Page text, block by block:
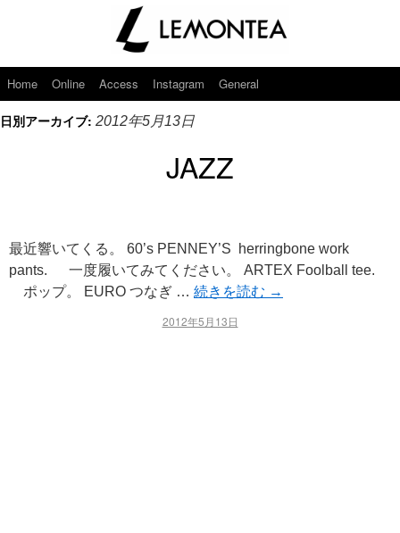
Home Online Access Instagram General
日別アーカイブ: 2012年5月13日
JAZZ
最近響いてくる。 60’s PENNEY’S herringbone work
pants. 一度履いてみてください。 ARTEX Foolball tee.
ポップ。 EURO つなぎ … 続きを読む →
2012年5月13日